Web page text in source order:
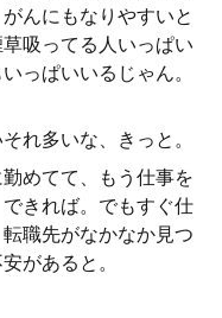
んにもなりやすいと
吸ってる人いっぱい
っぱいいるじゃん。
れ多いな、きっと。
めてて、もう仕事を
きれば。でもすぐ仕
職先がなかなか見つ
があると。